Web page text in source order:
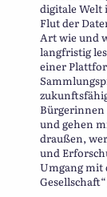
digitale Welt
Flut der
Art wie und
langfristig
einer
Bürgerinnen
und gehen
draußen,
und
Umgang mit